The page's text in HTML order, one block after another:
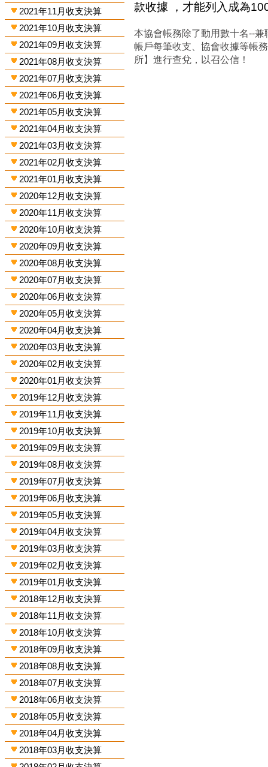
2021年11月收支決算
2021年10月收支決算
2021年09月收支決算
2021年08月收支決算
2021年07月收支決算
2021年06月收支決算
2021年05月收支決算
2021年04月收支決算
2021年03月收支決算
2021年02月收支決算
2021年01月收支決算
2020年12月收支決算
2020年11月收支決算
2020年10月收支決算
2020年09月收支決算
2020年08月收支決算
2020年07月收支決算
2020年06月收支決算
2020年05月收支決算
2020年04月收支決算
2020年03月收支決算
2020年02月收支決算
2020年01月收支決算
2019年12月收支決算
2019年11月收支決算
2019年10月收支決算
2019年09月收支決算
2019年08月收支決算
2019年07月收支決算
2019年06月收支決算
2019年05月收支決算
2019年04月收支決算
2019年03月收支決算
2019年02月收支決算
2019年01月收支決算
2018年12月收支決算
2018年11月收支決算
2018年10月收支決算
2018年09月收支決算
2018年08月收支決算
2018年07月收支決算
2018年06月收支決算
2018年05月收支決算
2018年04月收支決算
2018年03月收支決算
款收據 ，才能列入成為
本協會帳務除了動用數十名--
帳戶每筆收支、協會收據等帳
所】進行查兌，以召公信！